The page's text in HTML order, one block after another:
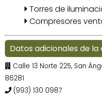
Torres de
Compresores
Datos adicionales de
Calle 13 Norte 225, San
86281
(993) 130 0987